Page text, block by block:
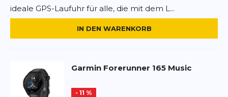
ideale GPS-Laufuhr für alle, die mit dem L...
IN DEN WARENKORB
Garmin Forerunner 165 Music
- 11 %